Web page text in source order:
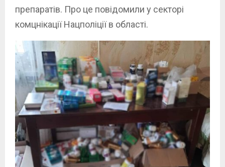
препаратів. Про це повідомили у секторі
комцнікації Нацполіції в області.